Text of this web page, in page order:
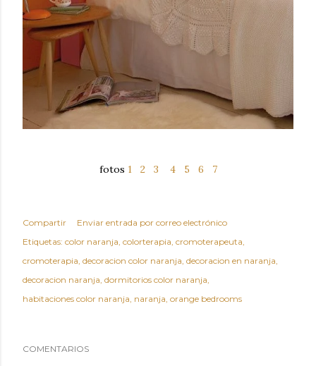
fotos 1 2 3 4 5 6 7
Compartir
Enviar entrada por correo electrónico
Etiquetas: color naranja colorterapia cromoterapeuta
cromoterapia decoracion color naranja decoracion en naranja
decoracion naranja dormitorios color naranja
habitaciones color naranja naranja orange bedrooms
COMENTARIOS